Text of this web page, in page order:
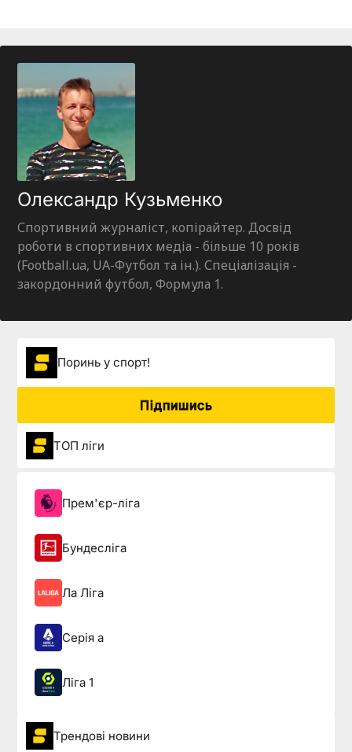
Олександр Кузьменко
Спортивний журналіст, копірайтер. Досвід
роботи в спортивних медіа - більше 10 років
(Football.ua, UA-Футбол та ін.). Спеціалізація -
закордонний футбол, Формула 1.
Поринь у спорт!
Підпишись
ТОП ліги
Прем'єр-ліга
Бундесліга
Ла Ліга
Серія а
Ліга 1
Трендові новини